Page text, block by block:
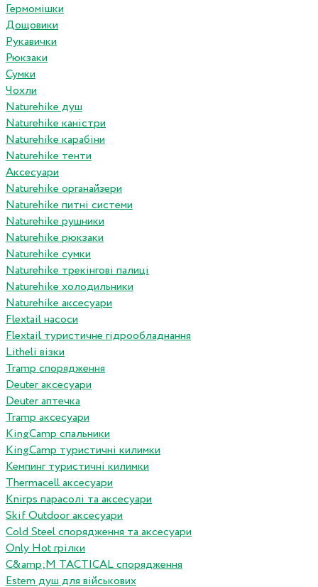
Гермомішки
Дощовики
Рукавички
Рюкзаки
Сумки
Чохли
Naturehike душ
Naturehike каністри
Naturehike карабіни
Naturehike тенти
Аксесуари
Naturehike органайзери
Naturehike питні системи
Naturehike рушники
Naturehike рюкзаки
Naturehike сумки
Naturehike трекінгові палиці
Naturehike холодильники
Naturehike аксесуари
Flextail насоси
Flextail туристичне гідрообладнання
Litheli візки
Tramp спорядження
Deuter аксесуари
Deuter аптечка
Tramp аксесуари
KingCamp спальники
KingCamp туристичні килимки
Кемпинг туристичні килимки
Thermacell аксесуари
Knirps парасолі та аксесуари
Skif Outdoor аксесуари
Cold Steel спорядження та аксесуари
Only Hot грілки
C&amp;M TACTICAL спорядження
Estem душ для військових